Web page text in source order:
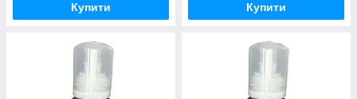
Купити Купити